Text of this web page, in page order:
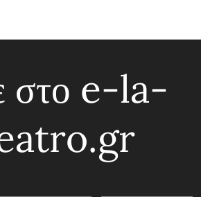
στο e-la-